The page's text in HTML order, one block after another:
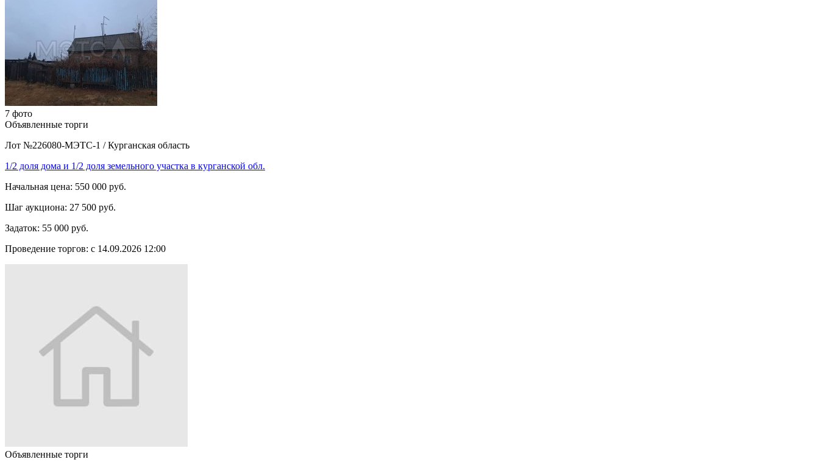
7 фото
Объявленные торги
Лот №226080-МЭТС-1 / Курганская область
1/2 доля дома и 1/2 доля земельного участка в курганской обл.
Начальная цена: 550 000 руб.
Шаг аукциона: 27 500 руб.
Задаток: 55 000 руб.
Проведение торгов: с 14.09.2026 12:00
Объявленные торги